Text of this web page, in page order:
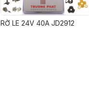
RỜ LE 24V 40A JD2912